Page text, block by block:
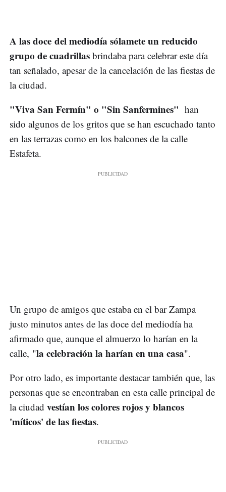
A las doce del mediodía sólamete un reducido
grupo de cuadrillas brindaba para celebrar este día
tan señalado, apesar de la cancelación de las fiestas de
la ciudad.
"Viva San Fermín" o "Sin Sanfermines" han
sido algunos de los gritos que se han escuchado tanto
en las terrazas como en los balcones de la calle
Estafeta.
Un grupo de amigos que estaba en el bar Zampa
justo minutos antes de las doce del mediodía ha
afirmado que, aunque el almuerzo lo harían en la
calle, "la celebración la harían en una casa".
Por otro lado, es importante destacar también que, las
personas que se encontraban en esta calle principal de
la ciudad vestían los colores rojos y blancos
'míticos' de las fiestas.